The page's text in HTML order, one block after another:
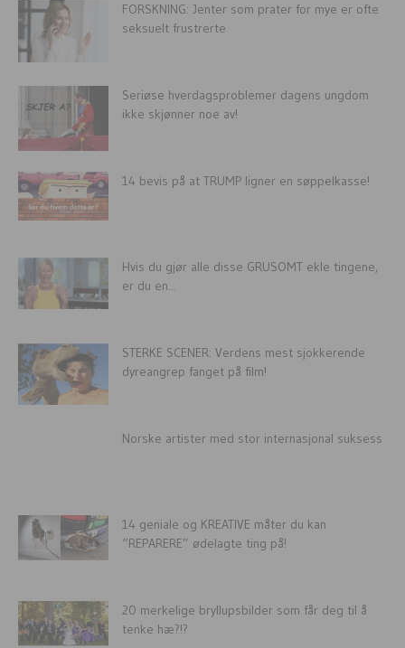
FORSKNING: Jenter som prater for mye er ofte
seksuelt frustrerte
Seriøse hverdagsproblemer dagens ungdom
ikke skjønner noe av!
14 bevis på at TRUMP ligner en søppelkasse!
Hvis du gjør alle disse GRUSOMT ekle tingene,
er du en...
STERKE SCENER: Verdens mest sjokkerende
dyreangrep fanget på film!
Norske artister med stor internasjonal suksess
14 geniale og KREATIVE måter du kan
“REPARERE” ødelagte ting på!
20 merkelige bryllupsbilder som får deg til å
tenke hæ?!?